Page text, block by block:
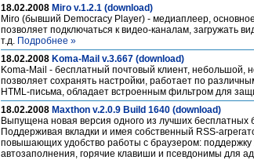
18.02.2008 Miro v.1.2.1 (download)
Miro (бывший Democracy Player) - медиаплеер,
позволяет подключаться к видео-каналам, загружать
т.д. Подробнее »
18.02.2008 Koma-Mail v.3.667 (download)
Koma-Mail - бесплатный почтовый клиент,
позволяет сохранять настройки, работает по
HTML-письма, обладает встроенным фильтром для
18.02.2008 Maxthon v.2.0.9 Build 1640 (download)
Выпущена новая версия одного из лучших
Поддерживая вкладки и имея собственный RSS-
повышающих удобство работы с браузером:
автозаполнения, горячие клавиши и псевдонимы для